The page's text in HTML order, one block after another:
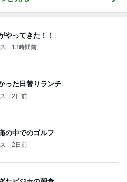
やってきた！！
13時間前
った日替りランチ
2日前
の中でのゴルフ
2日前
たビジホの朝食